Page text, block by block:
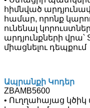
հիմնված
համար, որոնք
ունենալ
արդյունքների
միացնելու դեպքում
Ապրանքի Կոդեր
ZBAMB5600
• Ուղղահայաց